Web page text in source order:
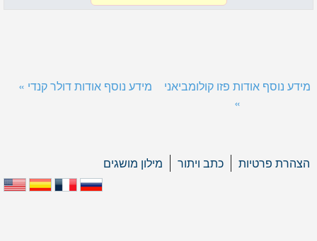
מידע נוסף אודות פזו קולומביאני
»
מידע נוסף אודות דולר קנדי »
הצהרת פרטיות כתב ויתור מילון מושגים